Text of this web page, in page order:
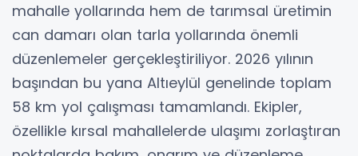
mahalle yollarında hem de tarımsal üretimin
can damarı olan tarla yollarında önemli
düzenlemeler gerçekleştiriliyor. 2026 yılının
başından bu yana Altıeylül genelinde toplam
58 km yol çalışması tamamlandı. Ekipler,
özellikle kırsal mahallelerde ulaşımı zorlaştıran